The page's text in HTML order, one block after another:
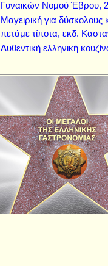
Γυναικών Νομού Έβρου,
Μαγειρική για
πετάμε τίποτα, εκδ.
Αυθεντική ελληνική